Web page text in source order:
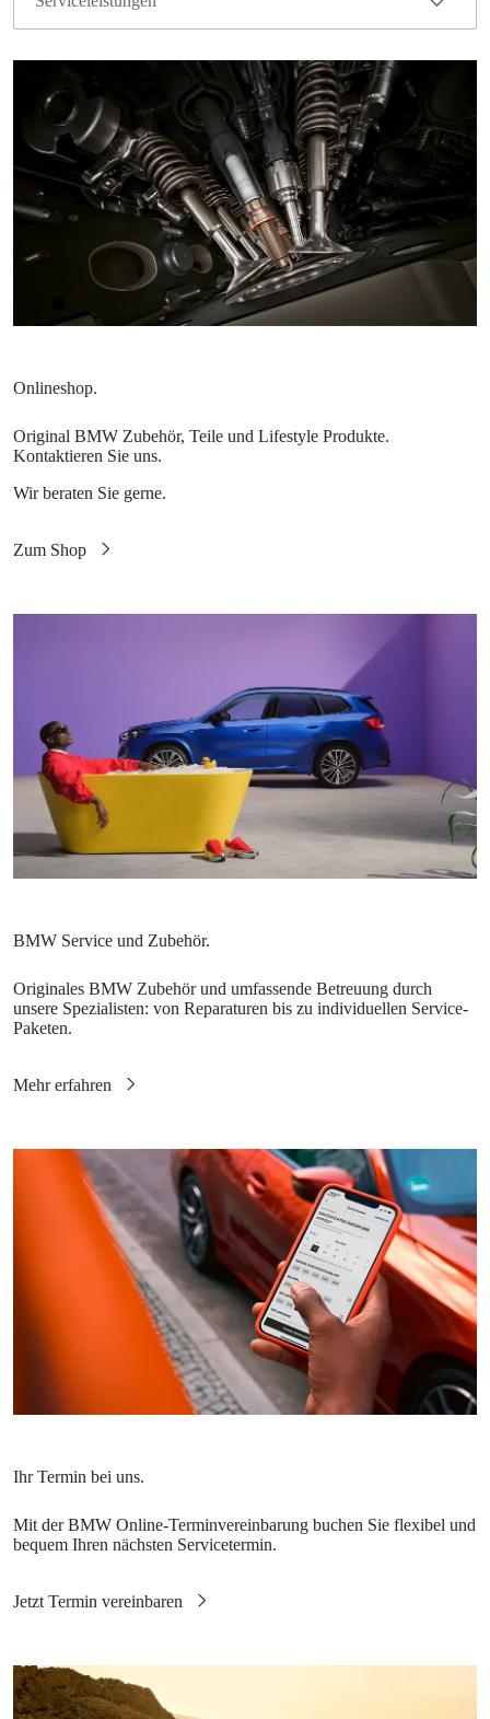
Original BMW Zubehör, Teile und Lifestyle Produkte.
Kontaktieren Sie uns.
Wir beraten Sie gerne.
Originales BMW Zubehör und umfassende Betreuung durch
unsere Spezialisten: von Reparaturen bis zu individuellen Service-
Paketen.
Mit der BMW Online-Terminvereinbarung buchen Sie flexibel und
bequem Ihren nächsten Servicetermin.